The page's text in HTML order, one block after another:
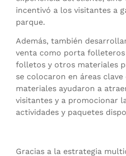
incentivó a los visitantes a
parque.
Además, también
venta como porta
folletos y otros materiales
se colocaron en áreas
materiales ayudaron a
visitantes y a promocionar
actividades y paquetes
Gracias a la estrategia